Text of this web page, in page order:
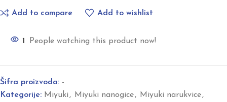
Add to compare Add to wishlist
1 People watching this product now!
Šifra proizvoda: -
Kategorije: Miyuki , Miyuki nanogice, Miyuki narukvice,